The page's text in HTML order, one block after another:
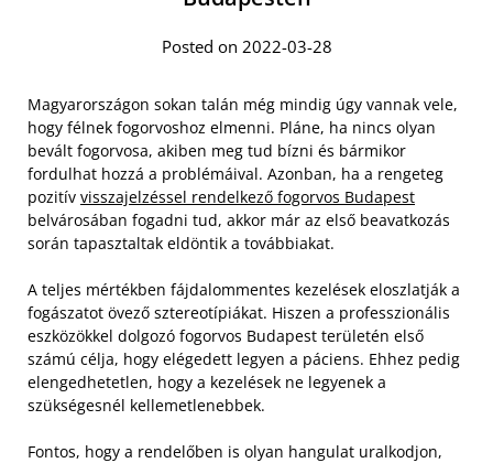
Posted on 2022-03-28
Magyarországon sokan talán még mindig úgy vannak vele,
hogy félnek fogorvoshoz elmenni. Pláne, ha nincs olyan
bevált fogorvosa, akiben meg tud bízni és bármikor
fordulhat hozzá a problémáival. Azonban, ha a rengeteg
pozitív visszajelzéssel rendelkező fogorvos Budapest
belvárosában fogadni tud, akkor már az első beavatkozás
során tapasztaltak eldöntik a továbbiakat.
A teljes mértékben fájdalommentes kezelések eloszlatják a
fogászatot övező sztereotípiákat. Hiszen a professzionális
eszközökkel dolgozó fogorvos Budapest területén első
számú célja, hogy elégedett legyen a páciens. Ehhez pedig
elengedhetetlen, hogy a kezelések ne legyenek a
szükségesnél kellemetlenebbek.
Fontos, hogy a rendelőben is olyan hangulat uralkodjon,